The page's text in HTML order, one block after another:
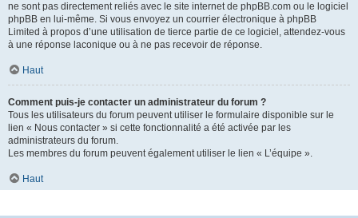
ne sont pas directement reliés avec le site internet de phpBB.com ou le logiciel
phpBB en lui-même. Si vous envoyez un courrier électronique à phpBB
Limited à propos d’une utilisation de tierce partie de ce logiciel, attendez-vous
à une réponse laconique ou à ne pas recevoir de réponse.
Haut
Comment puis-je contacter un administrateur du forum ?
Tous les utilisateurs du forum peuvent utiliser le formulaire disponible sur le
lien « Nous contacter » si cette fonctionnalité a été activée par les
administrateurs du forum.
Les membres du forum peuvent également utiliser le lien « L’équipe ».
Haut